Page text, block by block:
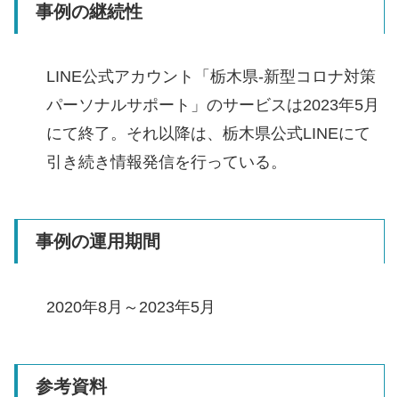
事例の継続性
LINE公式アカウント「栃木県-新型コロナ対策
パーソナルサポート」のサービスは2023年5月
にて終了。それ以降は、栃木県公式LINEにて
引き続き情報発信を行っている。
事例の運用期間
2020年8月～2023年5月
参考資料